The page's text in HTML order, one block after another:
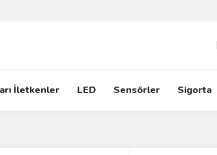
İletkenler LED Sensörler Sigorta